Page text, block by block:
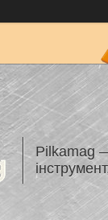
Pilkamag